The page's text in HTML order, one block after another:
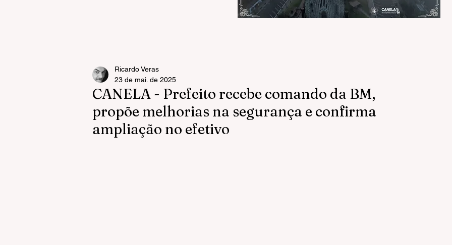
CANELA - Prefeito recebe comando da BM,
propõe melhorias na segurança e confirma
ampliação no efetivo
Ricardo Veras
23 de mai. de 2025